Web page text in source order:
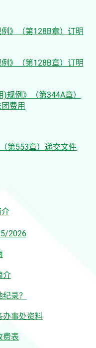
例》（第128B章）订明
例》（第128B章）订明
)规例》（第344A章）
费用
第553章）递交文件
2026
介
录？
办事处资料
费表